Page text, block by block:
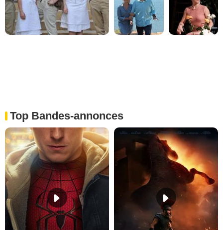
Top Bandes-annonces